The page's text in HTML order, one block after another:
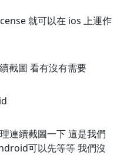
就可以在 ios 上運作
截圖 看有沒有需要
連續截圖一下 這是我們
可以先等等 我們沒